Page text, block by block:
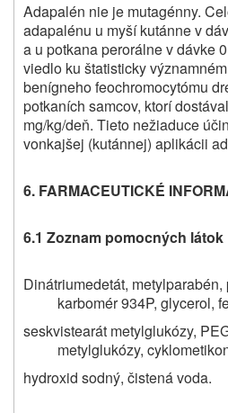
Adapalén nie je mutagénny.
adapalénu u myší kutánne v
a u potkana perorálne v dávke
viedlo ku štatisticky
benígneho feochromocytómu
potkaních samcov, ktorí
mg/kg/deň. Tieto nežiaduce
vonkajšej (kutánnej) aplikácii
6. FARMACEUTICKÉ
6.1 Zoznam pomocných látok
Dinátriumedetát,
karbomér 934P, glycerol,
seskvistearát metylglukózy,
metylglukózy,
hydroxid sodný, čistená voda.